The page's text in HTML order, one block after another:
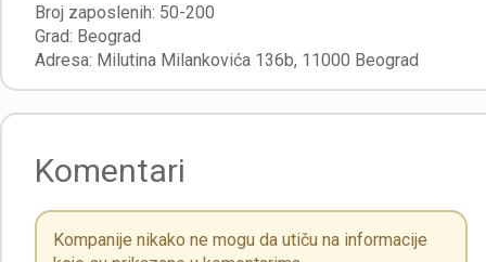
Broj zaposlenih: 50-200
Grad: Beograd
Adresa: Milutina Milankovića 136b, 11000 Beograd
Komentari
Kompanije nikako ne mogu da utiču na informacije